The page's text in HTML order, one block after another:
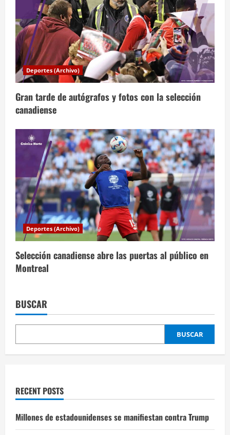
a
d
a
s
Deportes (Archivo)
Gran tarde de autógrafos y fotos con la selección
canadiense
Deportes (Archivo)
Selección canadiense abre las puertas al público en
Montreal
BUSCAR
BUSCAR
RECENT POSTS
Millones de estadounidenses se manifiestan contra Trump